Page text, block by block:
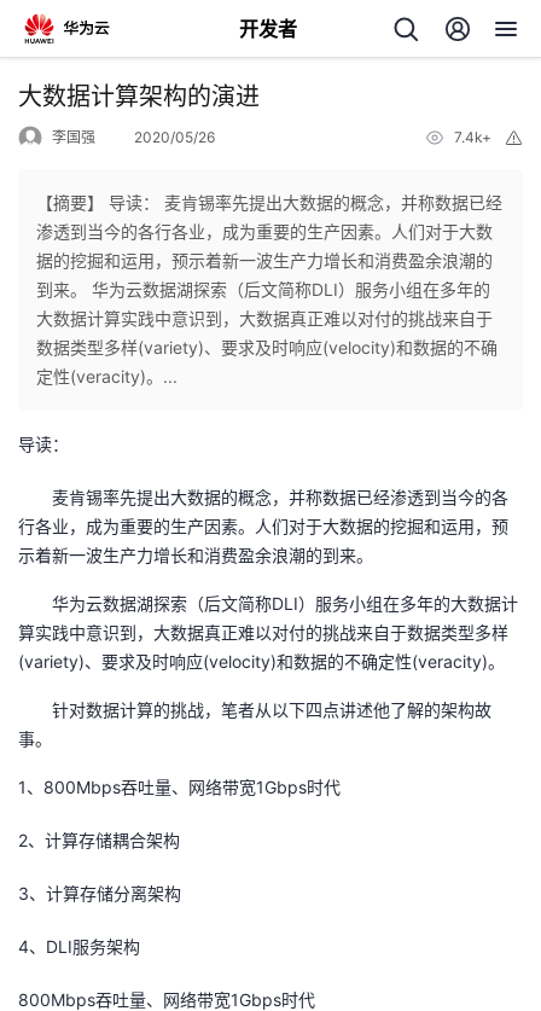
开发者
返
个
人
我
发
我
的
我
播
活
的
我
大数据计算架构的演进
李国强 2020/05/26 7.4k+
【摘要】 导读： 麦肯锡率先提出大数据的概念，并称数据已经
渗透到当今的各行各业，成为重要的生产因素。人们对于大数
据的挖掘和运用，预示着新一波生产力增长和消费盈余浪潮的
到来。 华为云数据湖探索（后文简称DLI）服务小组在多年的
大数据计算实践中意识到，大数据真正难以对付的挑战来自于
数据类型多样(variety)、要求及时响应(velocity)和数据的不确
定性(veracity)。...
导读：
麦肯锡率先提出大数据的概念，并称数据已经渗透到当今的各
行各业，成为重要的生产因素。人们对于大数据的挖掘和运用，预
示着新一波生产力增长和消费盈余浪潮的到来。
华为云数据湖探索（后文简称DLI）服务小组在多年的大数据计
算实践中意识到，大数据真正难以对付的挑战来自于数据类型多样
(variety)、要求及时响应(velocity)和数据的不确定性(veracity)。
针对数据计算的挑战，笔者从以下四点讲述他了解的架构故
事。
1、800Mbps吞吐量、网络带宽1Gbps时代
2、计算存储耦合架构
3、计算存储分离架构
4、DLI服务架构
800Mbps吞吐量、网络带宽1Gbps时代